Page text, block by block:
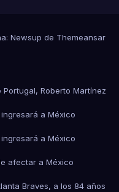
Newsup de Themeansar
Roberto Martínez
a México
a México
afectar a México
Braves, a los 84 años